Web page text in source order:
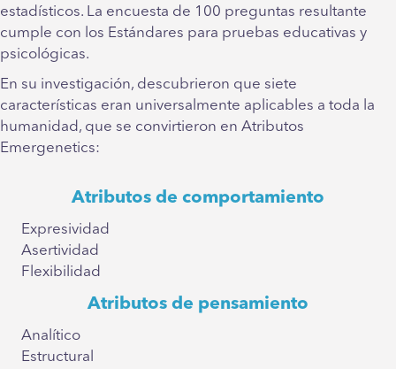
estadísticos. La encuesta de 100 preguntas resultante
cumple con los Estándares para pruebas educativas y
psicológicas.
En su investigación, descubrieron que siete
características eran universalmente aplicables a toda la
humanidad, que se convirtieron en Atributos
Emergenetics:
Atributos de comportamiento
Expresividad
Asertividad
Flexibilidad
Atributos de pensamiento
Analítico
Estructural